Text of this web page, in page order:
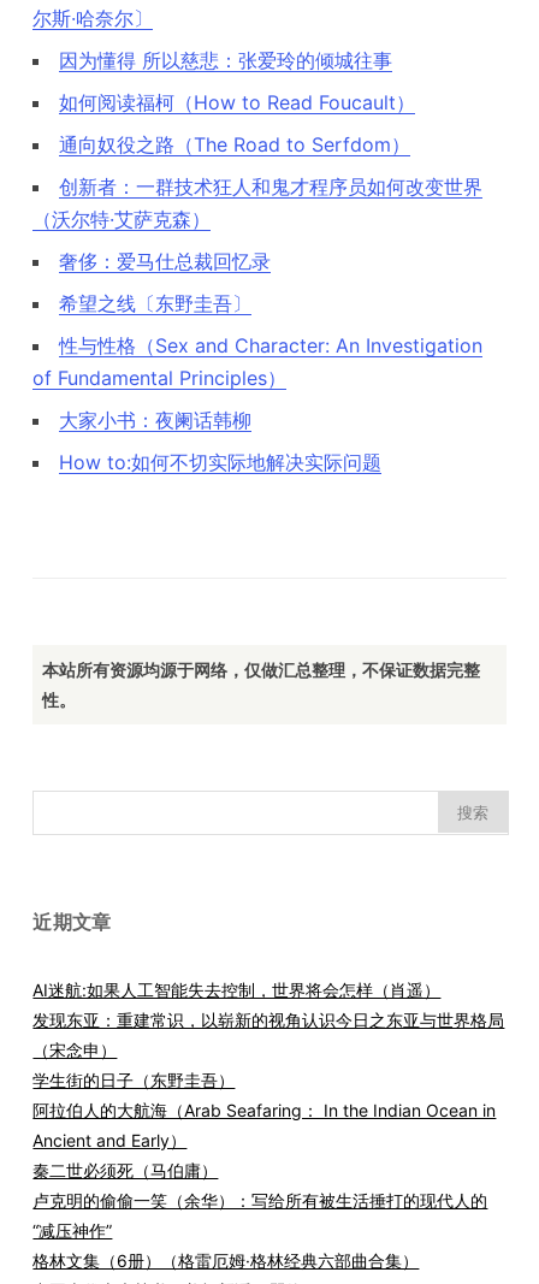
尔斯·哈奈尔〕
因为懂得 所以慈悲：张爱玲的倾城往事
如何阅读福柯（How to Read Foucault）
通向奴役之路（The Road to Serfdom）
创新者：一群技术狂人和鬼才程序员如何改变世界
（沃尔特·艾萨克森）
奢侈：爱马仕总裁回忆录
希望之线〔东野圭吾〕
性与性格（Sex and Character: An Investigation
of Fundamental Principles）
大家小书：夜阑话韩柳
How to:如何不切实际地解决实际问题
本站所有资源均源于网络，仅做汇总整理，不保证数据完整
性。
索：
近期文章
AI迷航:如果人工智能失去控制，世界将会怎样（肖遥）
发现东亚：重建常识，以崭新的视角认识今日之东亚与世界格局
（宋念申）
学生街的日子（东野圭吾）
阿拉伯人的大航海（Arab Seafaring： In the Indian Ocean in
Ancient and Early）
秦二世必须死（马伯庸）
卢克明的偷偷一笑（余华）：写给所有被生活捶打的现代人的
“减压神作”
格林文集（6册）（格雷厄姆·格林经典六部曲合集）